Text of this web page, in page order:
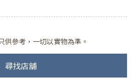
供參考，一切以實物為準。
尋找店舖